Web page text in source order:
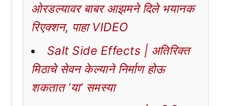
ओरडल्यावर बाबर आझमने दिले भयानक
रिएक्शन, पाहा VIDEO
Salt Side Effects | अतिरिक्त
मिठाचे सेवन केल्याने निर्माण होऊ
शकतात ‘या’ समस्या